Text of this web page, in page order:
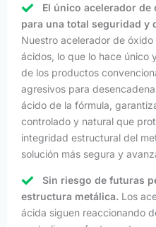
El único acelerador
para una total seguridad y
Nuestro acelerador de
ácidos, lo que lo hace único
de los productos
agresivos para
ácido de la fórmula,
controlado y natural que
integridad estructural del
solución más segura y
Sin riesgo de futuras
estructura metálica. Los
ácida siguen reaccionando